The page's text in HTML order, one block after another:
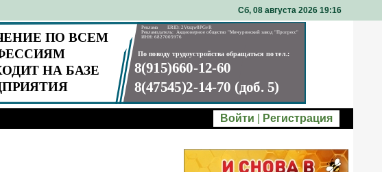
Сб, 08 августа 2026 19:16
Войти Регистрация